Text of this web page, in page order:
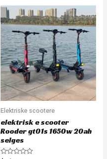
u
o
f
5
Elektriske scootere
elektrisk e scooter
Rooder gt01s 1650w 20ah
selges